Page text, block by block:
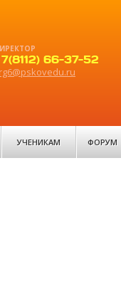
7(8112) 66-37-52
УЧЕНИКАМ ФОРУМ